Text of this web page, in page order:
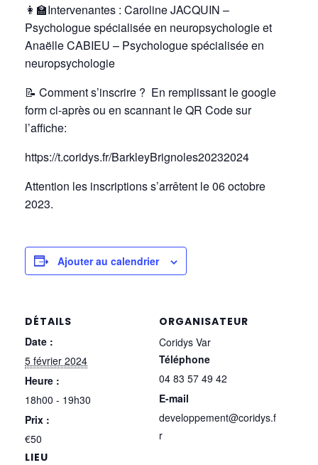
👩‍🏫Intervenantes : Caroline JACQUIN –
Psychologue spécialisée en neuropsychologie et
Anaëlle CABIEU – Psychologue spécialisée en
neuropsychologie
📝 Comment s’inscrire ? En remplissant le google
form ci-après ou en scannant le QR Code sur
l’affiche:
https://t.coridys.fr/BarkleyBrignoles20232024
Attention les inscriptions s’arrêtent le 06 octobre
2023.
Ajouter au calendrier
DÉTAILS
Date :
5 février 2024
Heure :
18h00 - 19h30
Prix :
€50
LIEU
ORGANISATEUR
Coridys Var
Téléphone
04 83 57 49 42
E-mail
developpement@coridys.f
r